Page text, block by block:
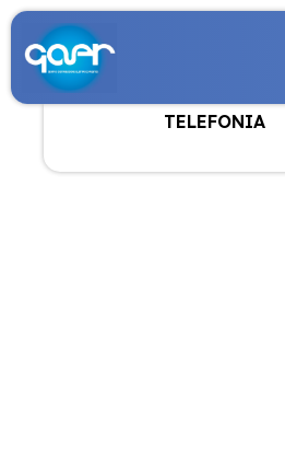
TELEFONIA